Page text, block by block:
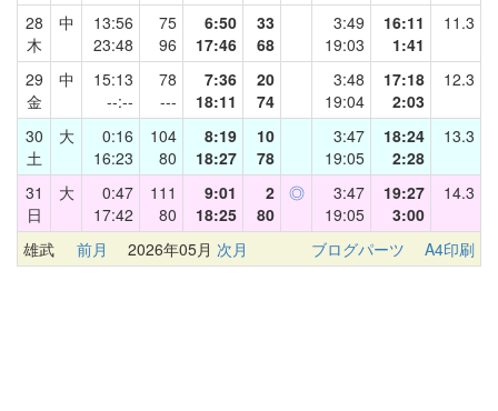
28
木
中
13:56
23:48
75
96
6:50
17:46
33
68
3:49
19:03
16:11
1:41
11.3
29
金
中
15:13
--:--
78
---
7:36
18:11
20
74
3:48
19:04
17:18
2:03
12.3
30
土
大
0:16
16:23
104
80
8:19
18:27
10
78
3:47
19:05
18:24
2:28
13.3
31
日
大
0:47
17:42
111
80
9:01
18:25
2
80
◎
3:47
19:05
19:27
3:00
14.3
雄武 前月 2026年05月 次月 ブログパーツ A4印刷